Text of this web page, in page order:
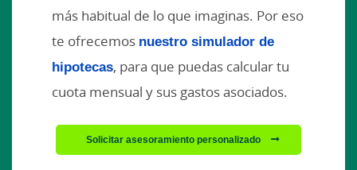
más habitual de lo que imaginas. Por eso
te ofrecemos nuestro simulador de
hipotecas, para que puedas calcular tu
cuota mensual y sus gastos asociados.
Solicitar asesoramiento personalizado